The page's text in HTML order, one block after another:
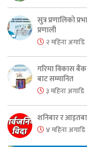
सुत्र प्रणालिको
प्रणाली
२ महिना अगाडि
गरिमा विकास
बाट सम्मानित
३ महिना अगाडि
शनिबार र
४ महिना अगाडि